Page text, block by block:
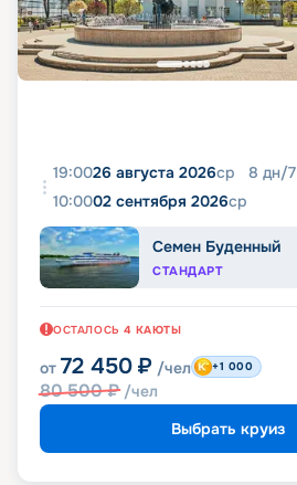
19:0026 августа 2026ср 8 дн/7
10:0002 сентября 2026ср
Семен Буденный
СТАНДАРТ
ОСТАЛОСЬ 4 КАЮТЫ
от 72 450 ₽ /чел
80 500₽ /чел
+1 000
Выбрать круиз